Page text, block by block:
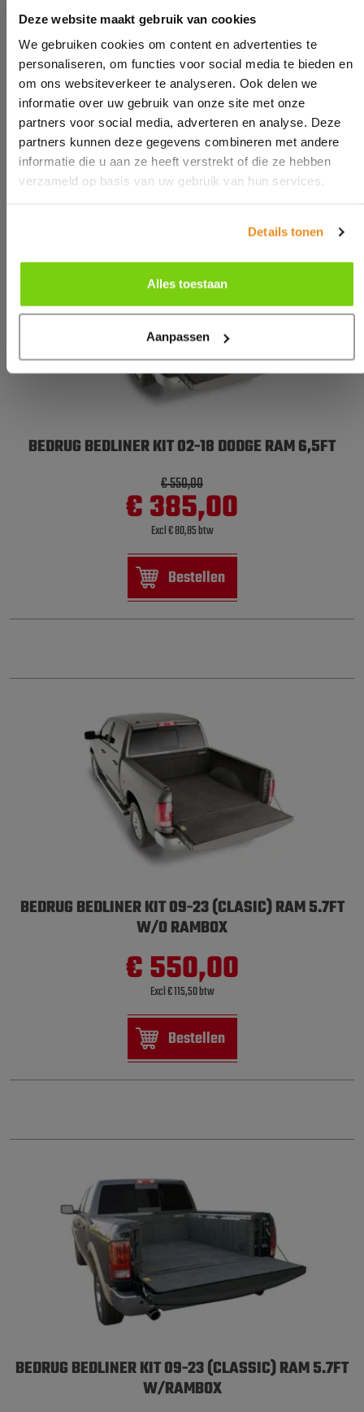
Deze website maakt gebruik van cookies
We gebruiken cookies om content en advertenties te
personaliseren, om functies voor social media te bieden en
om ons websiteverkeer te analyseren. Ook delen we
informatie over uw gebruik van onze site met onze
partners voor social media, adverteren en analyse. Deze
partners kunnen deze gegevens combineren met andere
informatie die u aan ze heeft verstrekt of die ze hebben
verzameld op basis van uw gebruik van hun services.
Details tonen
Alles toestaan
Aanpassen
€ 199,95
Excl € 41,99 btw
Bestellen
BEDRUG BEDLINER KIT 02-18 DODGE RAM 6,5FT
€ 550,00
€ 385,00
Excl € 80,85 btw
Bestellen
BEDRUG BEDLINER KIT 09-23 (CLASIC) RAM 5.7FT
W/O RAMBOX
€ 550,00
Excl € 115,50 btw
Bestellen
BEDRUG BEDLINER KIT 09-23 (CLASSIC) RAM 5.7FT
W/RAMBOX